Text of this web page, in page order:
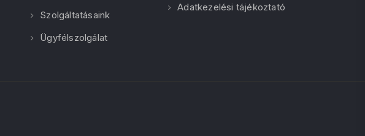
Szolgáltatásaink
Ügyfélszolgálat
Adatkezelési tájékoztató